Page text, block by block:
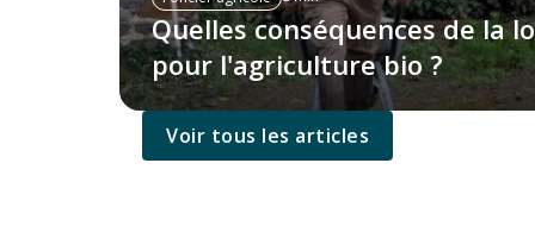
Quelles conséquences de la
pour l'agriculture bio ?
Voir tous les articles